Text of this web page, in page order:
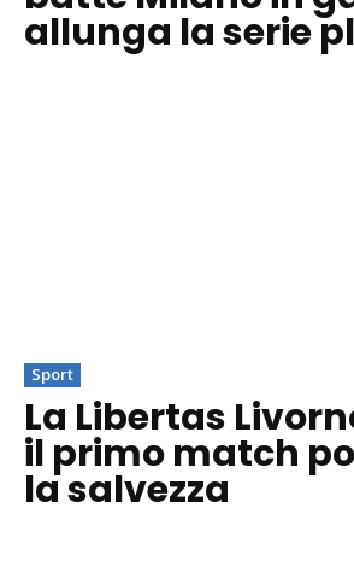
allunga la serie
Sport
La Libertas
il primo match
la salvezza